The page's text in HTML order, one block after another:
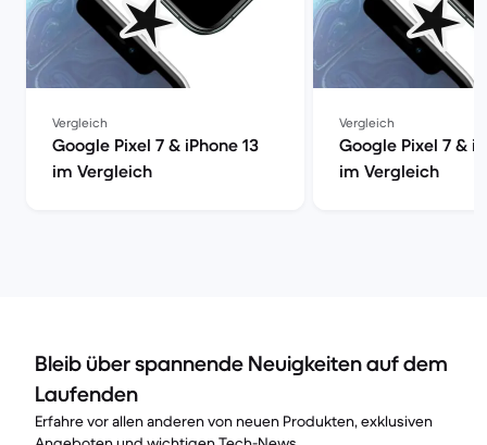
Vergleich
Google Pixel 7 & iPhone 13
im Vergleich
Vergleich
Google Pixel 7 &
im Vergleich
Bleib über spannende Neuigkeiten auf dem
Laufenden
Erfahre vor allen anderen von neuen Produkten, exklusiven